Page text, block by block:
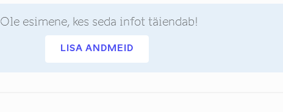
Ole esimene, kes seda infot täiendab!
LISA ANDMEID